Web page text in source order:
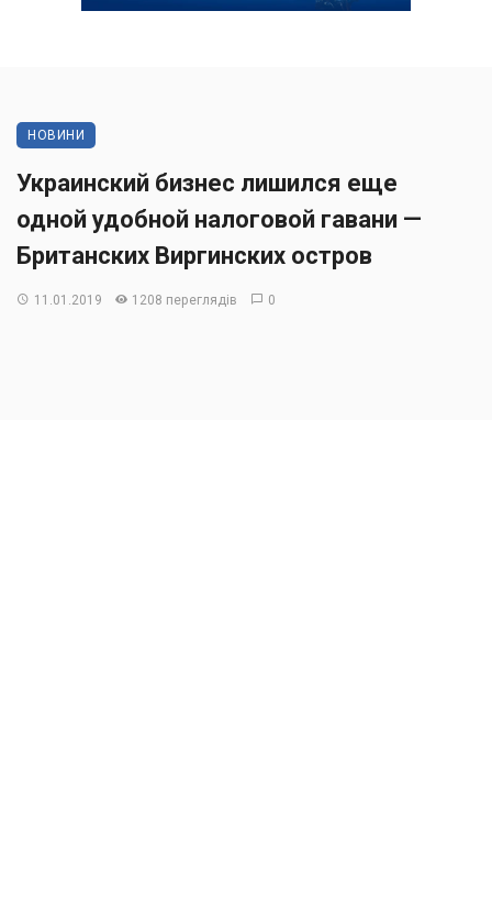
НОВИНИ
Украинский бизнес лишился еще
одной удобной налоговой гавани —
Британских Виргинских остров
11.01.2019 1208 переглядів 0